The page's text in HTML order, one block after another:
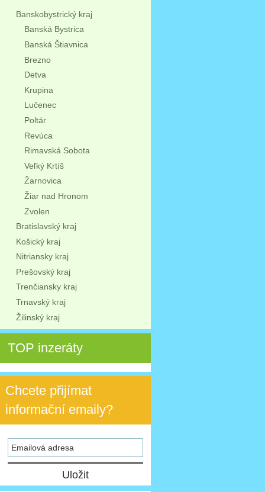
Banskobystrický kraj
Banská Bystrica
Banská Štiavnica
Brezno
Detva
Krupina
Lučenec
Poltár
Revúca
Rimavská Sobota
Veľký Krtíš
Žarnovica
Žiar nad Hronom
Zvolen
Bratislavský kraj
Košický kraj
Nitriansky kraj
Prešovský kraj
Trenčiansky kraj
Trnavský kraj
Žilinský kraj
TOP inzeráty
Chcete přijímat
informační emaily?